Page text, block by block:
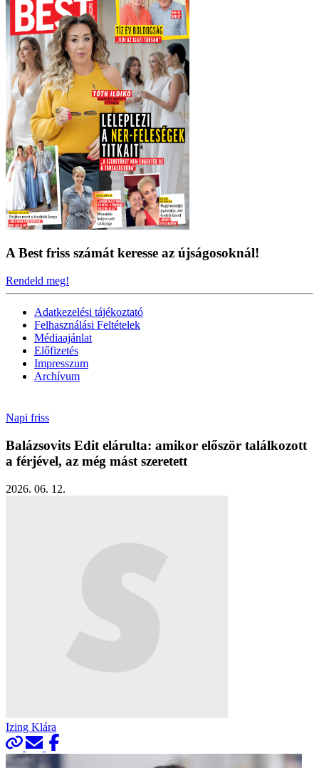
A Best friss számát keresse az újságosoknál!
Rendeld meg!
Adatkezelési tájékoztató
Felhasználási Feltételek
Médiaajánlat
Előfizetés
Impresszum
Archívum
Napi friss
Balázsovits Edit elárulta: amikor először találkozott
a férjével, az még mást szeretett
2026. 06. 12.
Izing Klára